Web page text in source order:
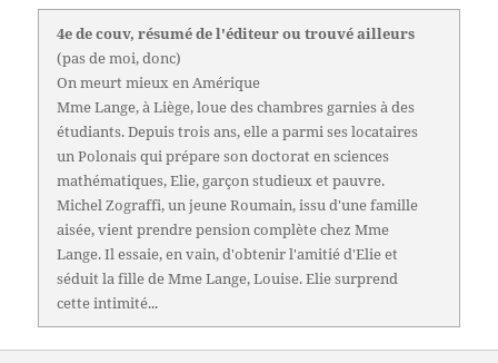
4e de couv, résumé de l'éditeur ou trouvé ailleurs
(pas de moi, donc)
On meurt mieux en Amérique
Mme Lange, à Liège, loue des chambres garnies à des
étudiants. Depuis trois ans, elle a parmi ses locataires
un Polonais qui prépare son doctorat en sciences
mathématiques, Elie, garçon studieux et pauvre.
Michel Zograffi, un jeune Roumain, issu d'une famille
aisée, vient prendre pension complète chez Mme
Lange. Il essaie, en vain, d'obtenir l'amitié d'Elie et
séduit la fille de Mme Lange, Louise. Elie surprend
cette intimité...